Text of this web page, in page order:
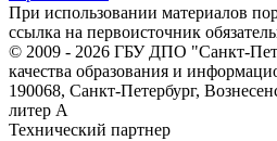
При использовании материалов
ссылка на первоисточник
© 2009 - 2026 ГБУ ДПО "Санкт-
качества образования и
190068, Санкт-Петербург,
литер А
Технический партнер